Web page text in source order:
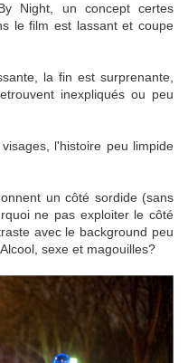
Night, un concept certes
le film est lassant et coupe
la fin est surprenante,
inexpliqués ou peu
l'histoire peu limpide
un côté sordide (sans
ne pas exploiter le côté
avec le background peu
sexe et magouilles?